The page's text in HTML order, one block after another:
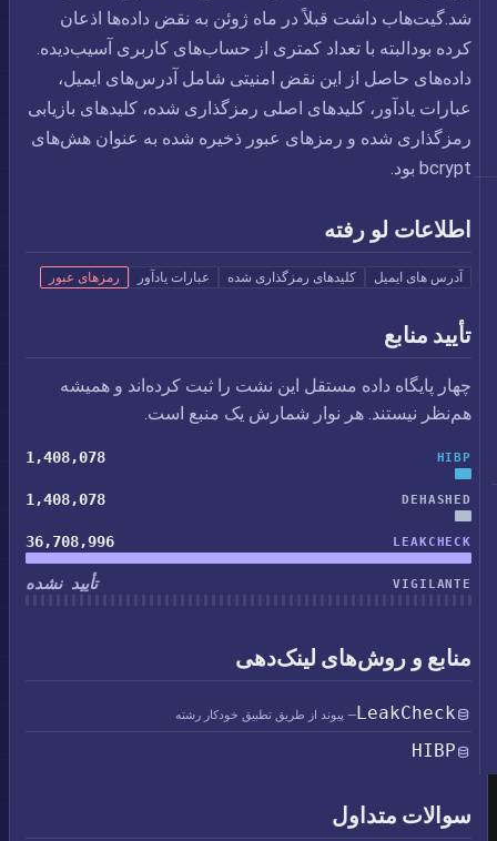
شد.گیت‌هاب داشت قبلاً در ماه ژوئن به نقض داده‌ها اذعان
کرده بودالبته با تعداد کمتری از حساب‌های کاربری آسیب‌دیده.
داده‌های حاصل از این نقض امنیتی شامل آدرس‌های ایمیل،
عبارات یادآور، کلیدهای اصلی رمزگذاری شده، کلیدهای بازیابی
رمزگذاری شده و رمزهای عبور ذخیره شده به عنوان هش‌های
bcrypt بود.
اطلاعات لو رفته
آدرس های ایمیل کلیدهای رمزگذاری شده عبارات یادآور رمزهای عبور
تأیید منابع
چهار پایگاه داده مستقل این نشت را ثبت کرده‌اند و همیشه
هم‌نظر نیستند. هر نوار شمارش یک منبع است.
HIBP
1,408,078
DEHASHED
1,408,078
LEAKCHECK
36,708,996
VIGILANTE تأیید نشده
منابع و روش‌های لینک‌دهی
LeakCheck— پیوند از طریق تطبیق خودکار رشته
HIBP
سوالات متداول